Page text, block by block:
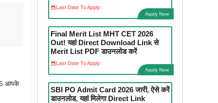
आपके
Last Date To Apply:
Apply Now
Final Merit List MHT CET 2026
Out! यहां Direct Download Link से
Merit List PDF डाउनलोड करें
Last Date To Apply:
Apply Now
SBI PO Admit Card 2026 जारी, ऐसे करें
डाउनलोड, यहां मिलेगा Direct Link